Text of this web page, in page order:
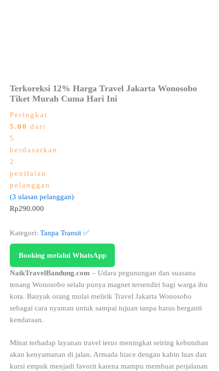
Terkoreksi 12% Harga Travel Jakarta Wonosobo
Tiket Murah Cuma Hari Ini
Peringkat
5.00 dari
5
berdasarkan
2
penilaian
pelanggan
(3 ulasan pelanggan)
Rp290.000
Kategori: Tanpa Transit ✅
Booking melalui WhatsApp
NaikTravelBandung.com – Udara pegunungan dan suasana
tenang Wonosobo selalu punya magnet tersendiri bagi warga ibu
kota. Banyak orang mulai melirik Travel Jakarta Wonosobo
sebagai cara nyaman untuk sampai tujuan tanpa harus berganti
kendaraan.
Minat terhadap layanan travel terus meningkat seiring kebutuhan
akan kenyamanan di jalan. Armada hiace dengan kabin luas dan
kursi empuk menjadi favorit karena mampu membuat perjalanan